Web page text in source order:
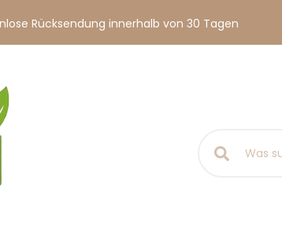
Rücksendung innerhalb von 30 Tagen